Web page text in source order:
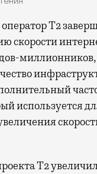
скорости
миллионников,
используется
Т2